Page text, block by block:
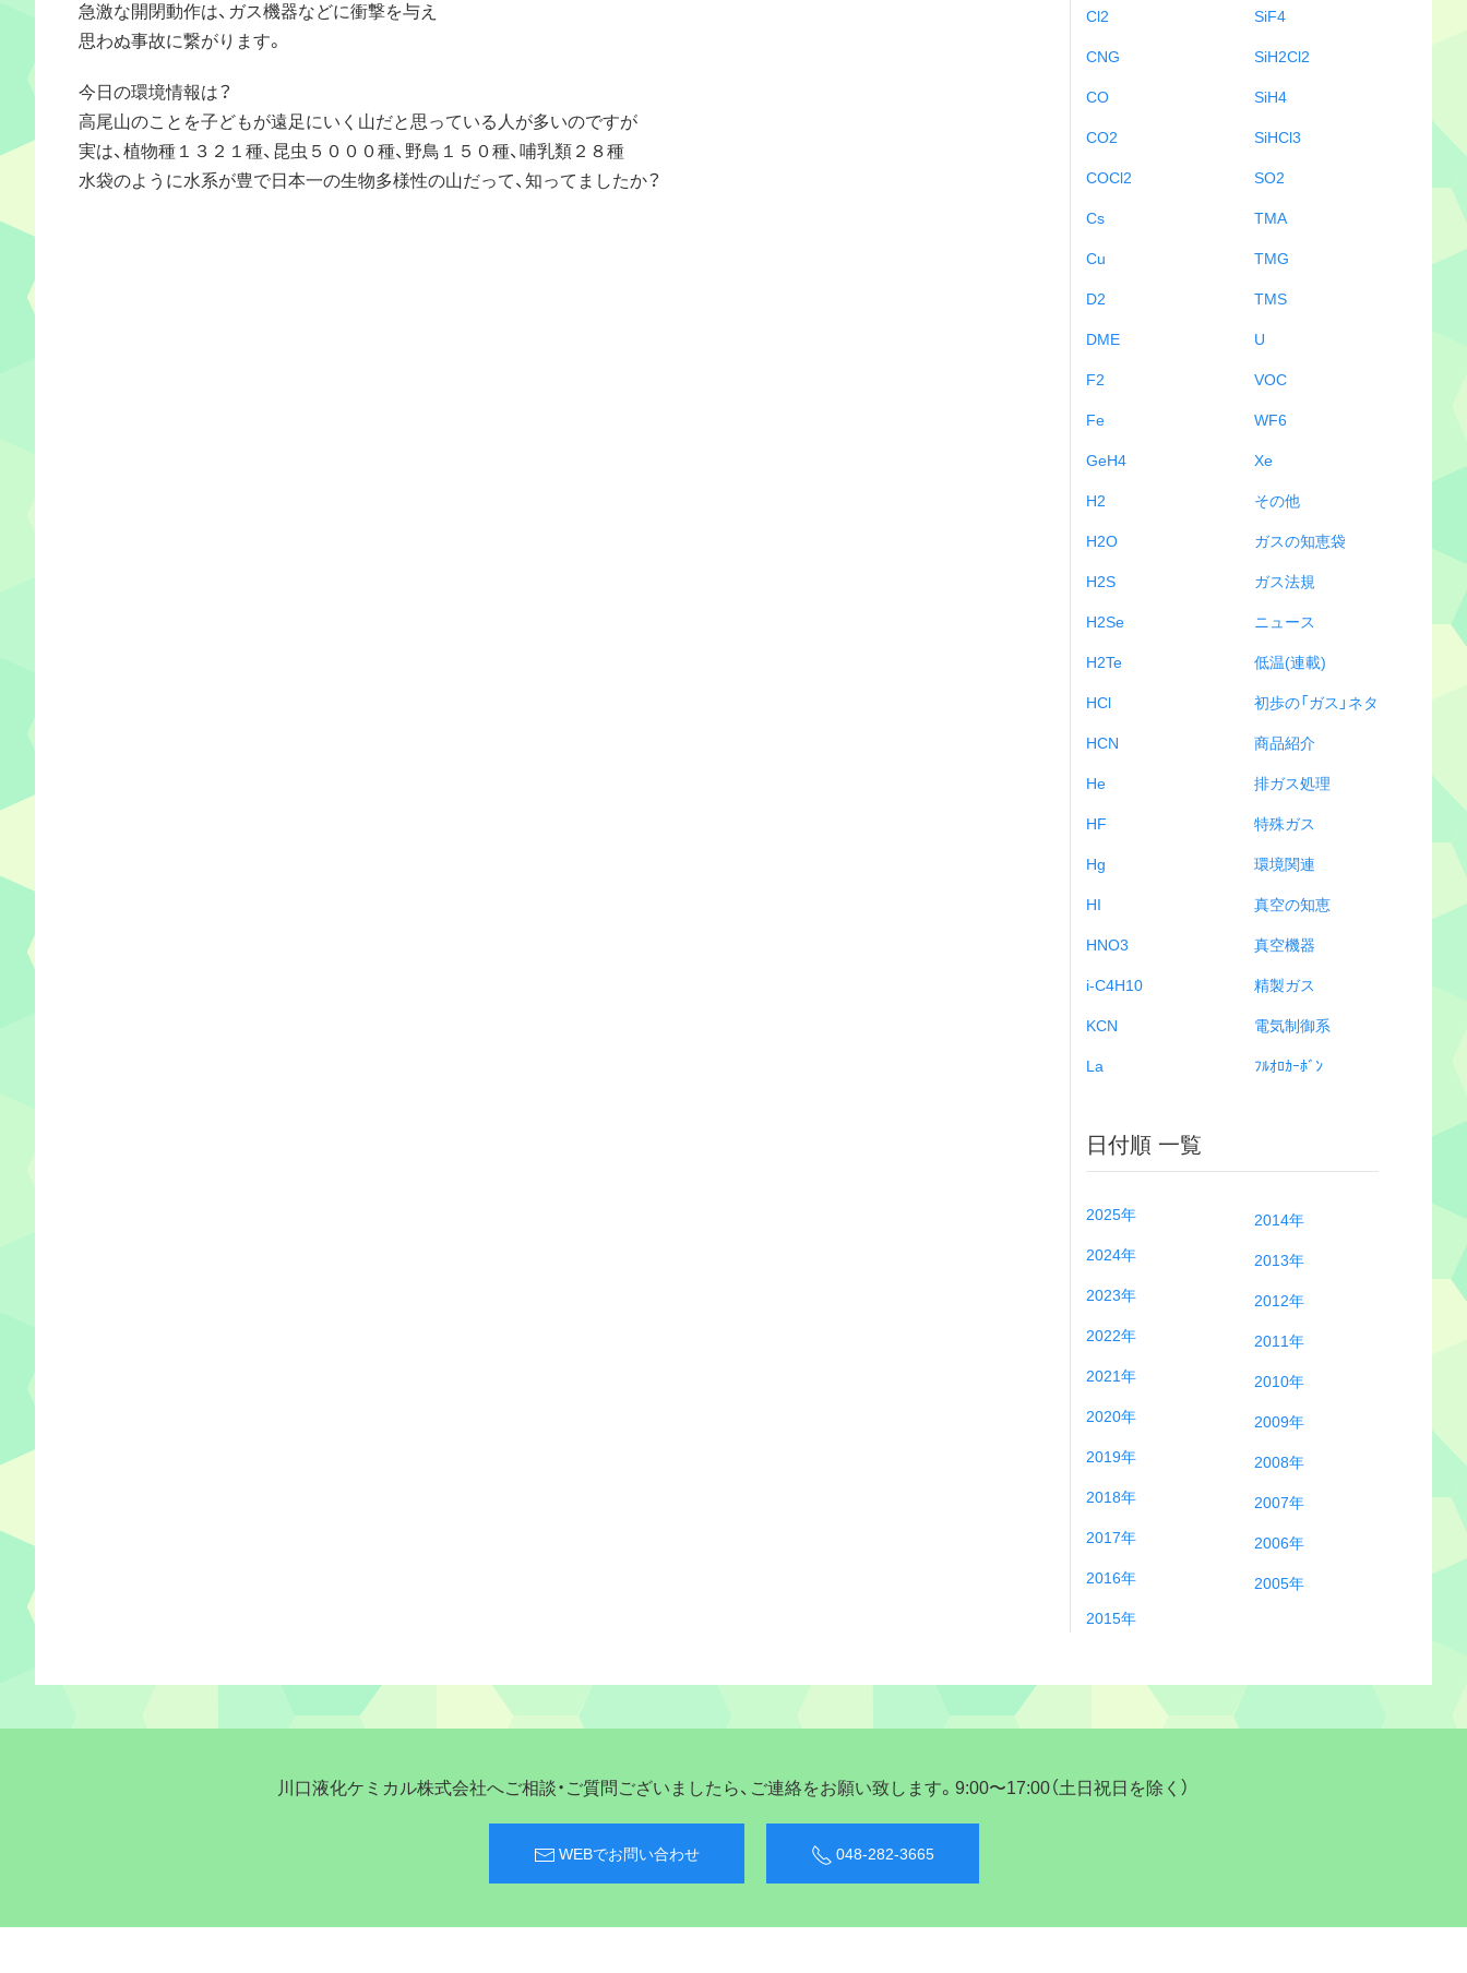
急激な開閉動作は、ガス機器などに衝撃を与え
思わぬ事故に繋がります。
今日の環境情報は？
高尾山のことを子どもが遠足にいく山だと思っている人が多いのですが
実は、植物種１３２１種、昆虫５０００種、野鳥１５０種、哺乳類２８種
水袋のように水系が豊で日本一の生物多様性の山だって、知ってましたか？
Cl2
CNG
CO
CO2
COCl2
Cs
Cu
D2
DME
F2
Fe
GeH4
H2
H2O
H2S
H2Se
H2Te
HCl
HCN
He
HF
Hg
HI
HNO3
i-C4H10
KCN
La
SiF4
SiH2Cl2
SiH4
SiHCl3
SO2
TMA
TMG
TMS
U
VOC
WF6
Xe
その他
ガスの知恵袋
ガス法規
ニュース
低温(連載)
初歩の「ガス」ネタ
商品紹介
排ガス処理
特殊ガス
環境関連
真空の知恵
真空機器
精製ガス
電気制御系
ﾌﾙｵﾛｶｰﾎﾞﾝ
日付順 一覧
2025年
2024年
2023年
2022年
2021年
2020年
2019年
2018年
2017年
2016年
2015年
2014年
2013年
2012年
2011年
2010年
2009年
2008年
2007年
2006年
2005年
川口液化ケミカル株式会社へご相談・ご質問ございましたら、ご連絡をお願い致します。9:00〜17:00（土日祝日を除く）
WEBでお問い合わせ 048-282-3665